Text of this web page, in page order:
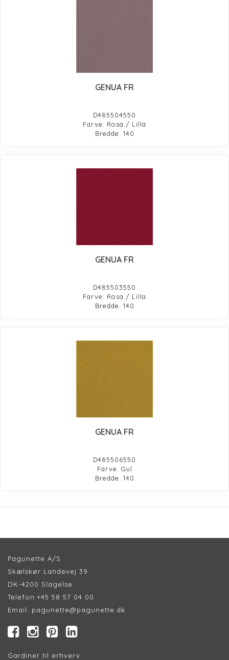
GENUA FR
D485504550
Farve: Rosa / Lilla
Bredde: 140
GENUA FR
D485503550
Farve: Rosa / Lilla
Bredde: 140
GENUA FR
D485506550
Farve: Gul
Bredde: 140
Pagunette A/S
Skælskør Landevej 39
DK-4200 Slagelse
Telefon:+45 58 57 04 00
Email: pagunette@pagunette.dk
Gardiner til erhverv